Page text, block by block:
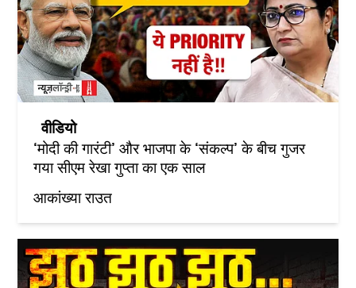
वीडियो
‘मोदी की गारंटी’ और भाजपा के ‘संकल्प’ के बीच गुजर
गया सीएम रेखा गुप्ता का एक साल
आकांख्या राउत